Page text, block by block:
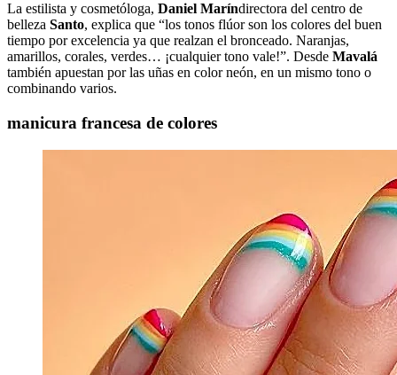
La estilista y cosmetóloga, Daniel Maríndirectora del centro de
belleza Santo, explica que “los tonos flúor son los colores del buen
tiempo por excelencia ya que realzan el bronceado. Naranjas,
amarillos, corales, verdes… ¡cualquier tono vale!”. Desde Mavalá
también apuestan por las uñas en color neón, en un mismo tono o
combinando varios.
manicura francesa de colores